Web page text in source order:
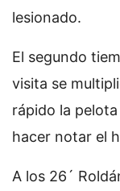
lesionado.
El segundo
visita se
rápido la
hacer notar el
A los 26´